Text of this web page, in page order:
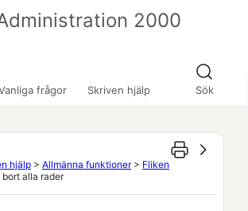
frågor Skriven hjälp Sök
2000
hjälp > Allmänna funktioner> Fliken
bort alla rader